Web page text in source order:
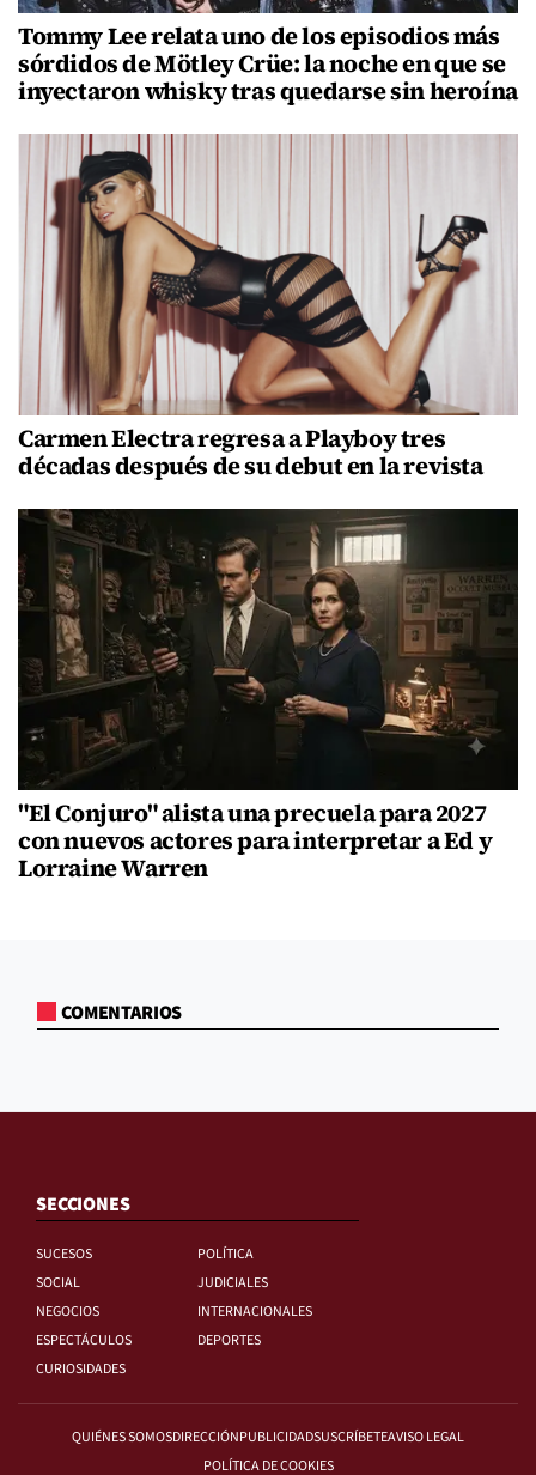
Tommy Lee relata uno de los episodios más
sórdidos de Mötley Crüe: la noche en que se
inyectaron whisky tras quedarse sin heroína
Carmen Electra regresa a Playboy tres
décadas después de su debut en la revista
"El Conjuro" alista una precuela para 2027
con nuevos actores para interpretar a Ed y
Lorraine Warren
COMENTARIOS
SECCIONES
SUCESOS
POLÍTICA
SOCIAL
JUDICIALES
NEGOCIOS
INTERNACIONALES
ESPECTÁCULOS
DEPORTES
CURIOSIDADES
QUIÉNES SOMOSDIRECCIÓNPUBLICIDADSUSCRÍBETEAVISO LEGAL
POLÍTICA DE COOKIES